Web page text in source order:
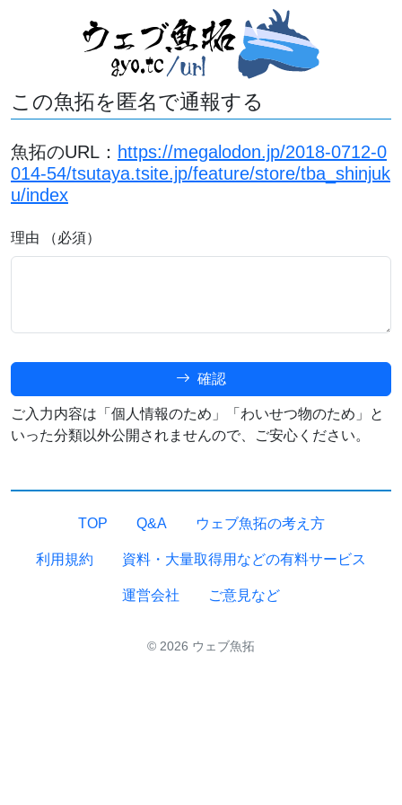
この魚拓を匿名で通報する
魚拓のURL： https://megalodon.jp/2018-0712-0
014-54/tsutaya.tsite.jp/feature/store/tba_shinjuk
u/index
理由 （必須）
確認
ご入力内容は「個人情報のため」「わいせつ物のため」と
いった分類以外公開されませんので、ご安心ください。
TOP Q&A ウェブ魚拓の考え方
利用規約 資料・大量取得用などの有料サービス
運営会社 ご意見など
© 2026 ウェブ魚拓